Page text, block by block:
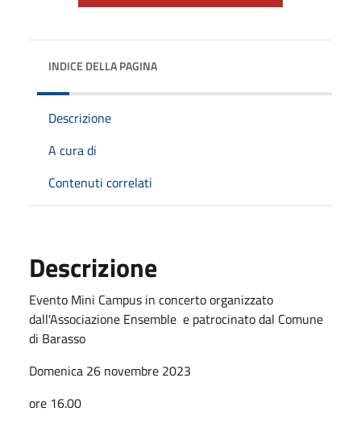
INDICE DELLA PAGINA
Descrizione
A cura di
Contenuti correlati
Descrizione
Evento Mini Campus in concerto organizzato
dall'Associazione Ensemble e patrocinato dal Comune
di Barasso
Domenica 26 novembre 2023
ore 16.00